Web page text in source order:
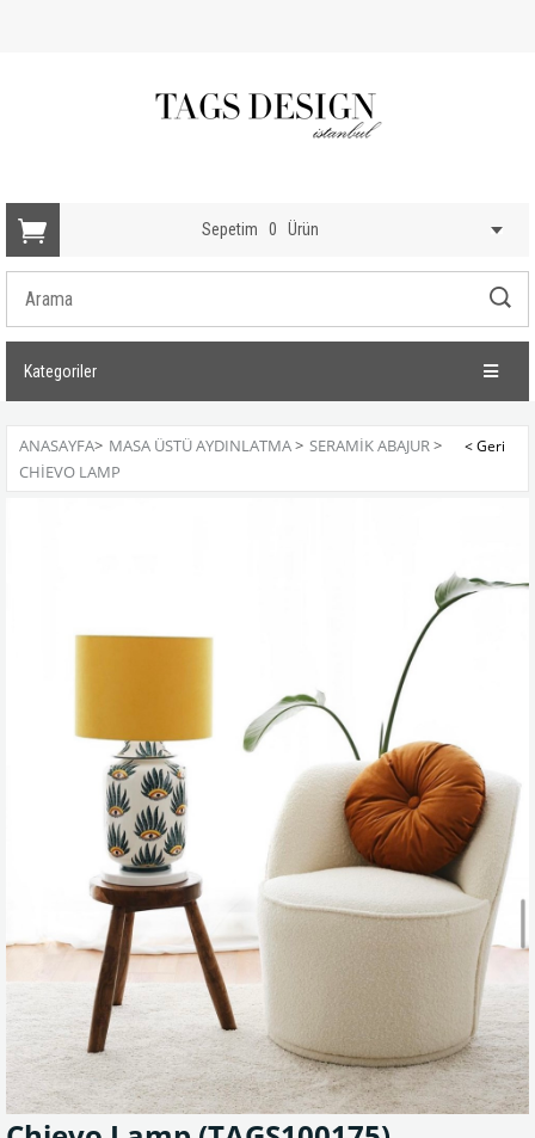
Sepetim 0 Ürün
Kategoriler
ANASAYFA> MASA ÜSTÜ AYDINLATMA> SERAMIK ABAJUR>
CHIEVO LAMP